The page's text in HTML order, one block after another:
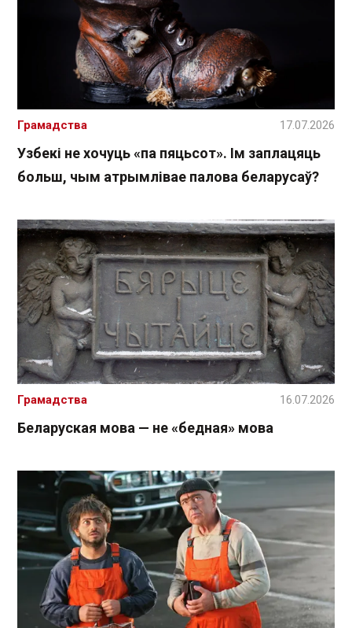
Узбекі не хочуць «па пяцьсот». Ім заплацяць
больш, чым атрымлівае палова беларусаў?
Грамадства 17.07.2026
Беларуская мова — не «бедная» мова
Грамадства 16.07.2026